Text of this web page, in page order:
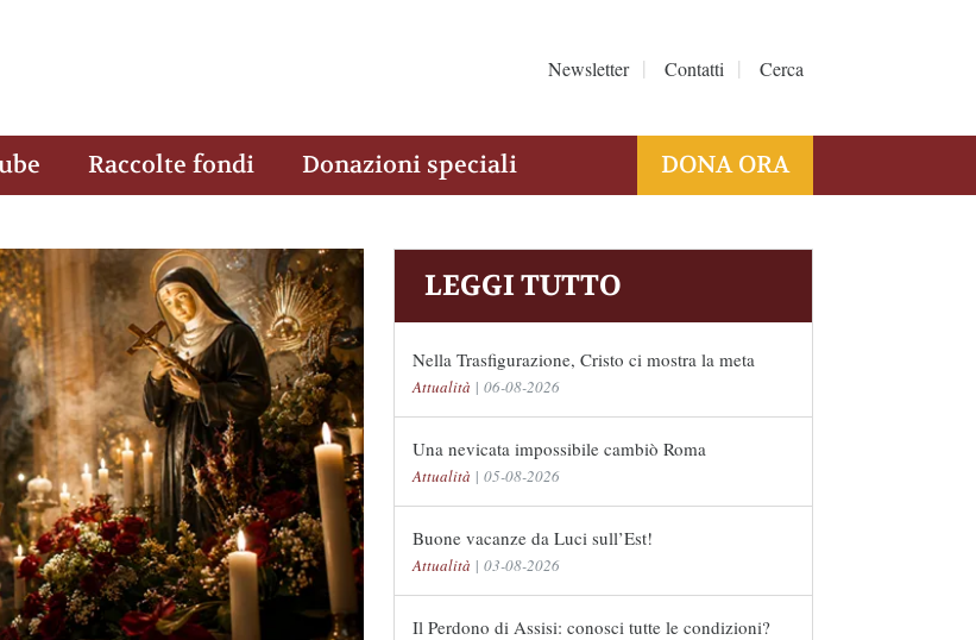
Newsletter Contatti Cerca
Raccolte fondi Donazioni speciali DONA ORA
LEGGI TUTTO
Nella Trasfigurazione, Cristo ci mostra la meta
Attualità | 06-08-2026
Una nevicata impossibile cambiò Roma
Attualità | 05-08-2026
Buone vacanze da Luci sull’Est!
Attualità | 03-08-2026
Il Perdono di Assisi: conosci tutte le condizioni?